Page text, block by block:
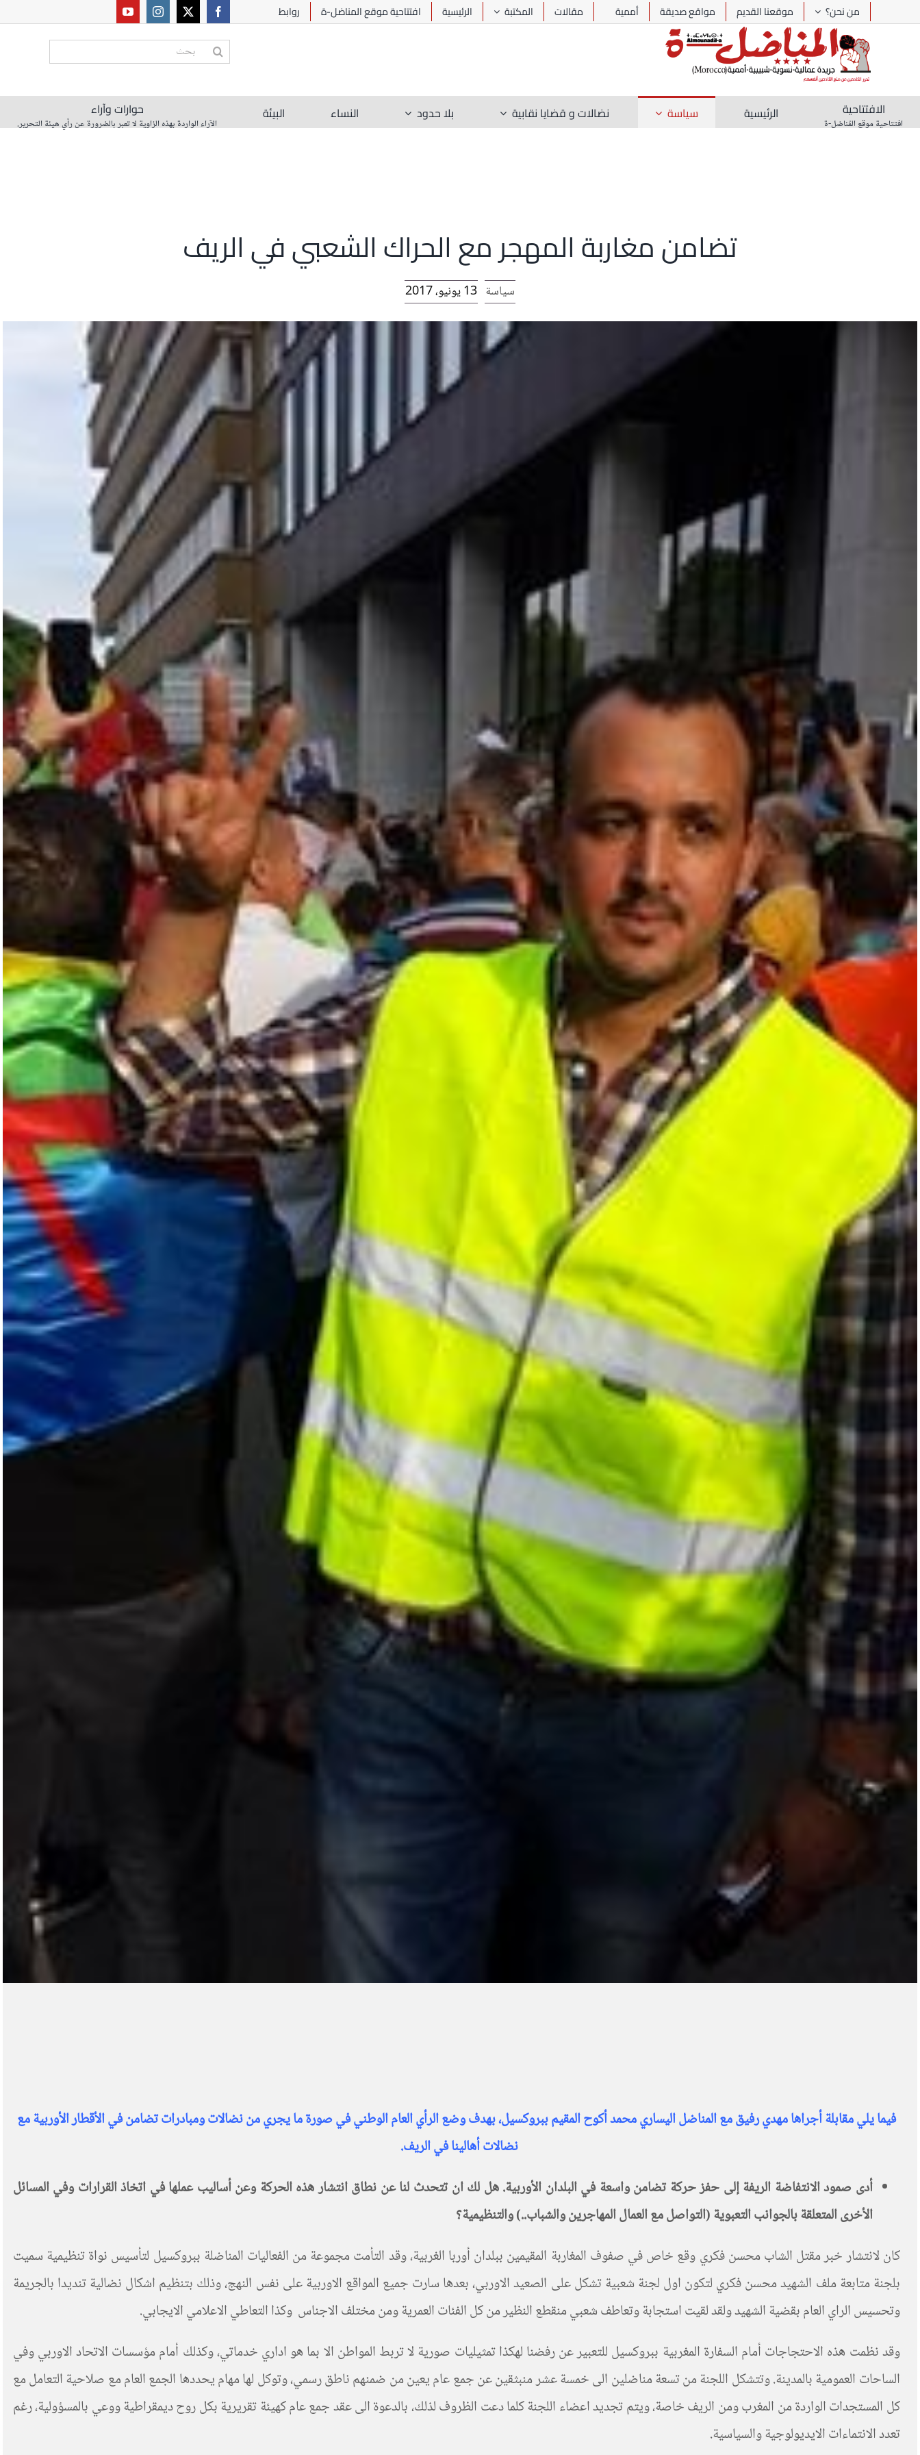
من نحن؟ موقعنا القديم مواقع صديقة أممية مقالات المكتبة الرئيسية افتتاحية موقع المناضل-ة روابط
البحث
الافتتاحية
افتتاحية موقع المُناضل-ة
الرئيسية سياسة نضالات و قضايا نقابية بلا حدود النساء البيئة حوارات وآراء
الآراء الواردة بهذه الزاوية لا تعبر بالضرورة عن رأي هيئة التحرير.
تضامن مغاربة المهجر مع الحراك الشعبي في الريف
سياسة 13 يونيو، 2017
فيما يلي مقابلة أجراها مهدي رفيق مع المناضل اليساري محمد أكوح المقيم ببروكسيل، بهدف وضع الرأي العام الوطني في صورة ما يجري من نضالات ومبادرات تضامن في الأقطار الأوربية مع
نضالات أهالينا في الريف.
أدى صمود الانتفاضة الريفة إلى حفز حركة تضامن واسعة في البلدان الأوربية. هل لك ان تتحدث لنا عن نطاق انتشار هذه الحركة وعن أساليب عملها في اتخاذ القرارات وفي المسائل
الأخرى المتعلقة بالجوانب التعبوية (التواصل مع العمال المهاجرين والشباب..) والتنظيمية؟
كان لانتشار خبر مقتل الشاب محسن فكري وقع خاص في صفوف المغاربة المقيمين ببلدان أوربا الغربية، وقد التأمت مجموعة من الفعاليات المناضلة ببروكسيل لتأسيس نواة تنظيمية سميت
بلجنة متابعة ملف الشهيد محسن فكري لتكون اول لجنة شعبية تشكل على الصعيد الاوربي، بعدها سارت جميع المواقع الاوربية على نفس النهج، وذلك بتنظيم اشكال نضالية تنديدا بالجريمة
وتحسيس الراي العام بقضية الشهيد ولقد لقيت استجابة وتعاطف شعبي منقطع النظير من كل الفئات العمرية ومن مختلف الاجناس وكذا التعاطي الاعلامي الايجابي.
وقد نظمت هذه الاحتجاجات أمام السفارة المغربية ببروكسيل للتعبير عن رفضنا لهكذا تمثيليات صورية لا تربط المواطن الا بما هو اداري خدماتي، وكذلك أمام مؤسسات الاتحاد الاوربي وفي
الساحات العمومية بالمدينة. وتتشكل اللجنة من تسعة مناضلين الى خمسة عشر منبثقين عن جمع عام يعين من ضمنهم ناطق رسمي، وتوكل لها مهام يحددها الجمع العام مع صلاحية التعامل مع
كل المستجدات الواردة من المغرب ومن الريف خاصة، ويتم تجديد اعضاء اللجنة كلما دعت الظروف لذلك، بالدعوة الى عقد جمع عام كهيئة تقريرية بكل روح ديمقراطية ووعي بالمسؤولية، رغم
تعدد الانتماءات الايديولوجية والسياسية.